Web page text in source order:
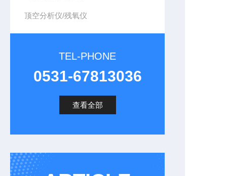
顶空分析仪/残氧仪
TEL-PHONE
0531-67813036
查看全部